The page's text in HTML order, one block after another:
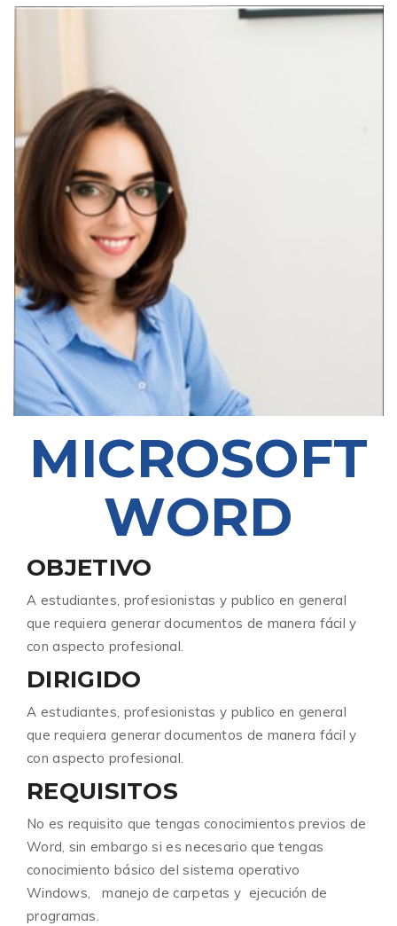
MICROSOFT
WORD
OBJETIVO
A estudiantes, profesionistas y publico en general
que requiera generar documentos de manera fácil y
con aspecto profesional.
DIRIGIDO
A estudiantes, profesionistas y publico en general
que requiera generar documentos de manera fácil y
con aspecto profesional.
REQUISITOS
No es requisito que tengas conocimientos previos de
Word, sin embargo si es necesario que tengas
conocimiento básico del sistema operativo
Windows, manejo de carpetas y ejecución de
programas.